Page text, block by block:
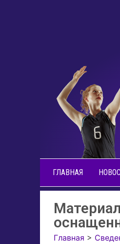
ГЛАВНАЯ
Главная >